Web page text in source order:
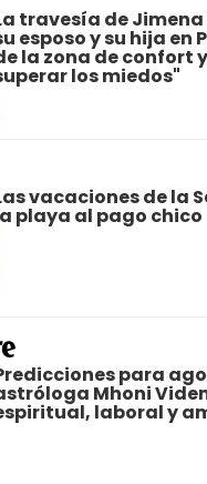
travesía de
esposo y su hija en
la zona de confort
los miedos"
vacaciones de la
playa al pago chico
para
Mhoni
laboral y